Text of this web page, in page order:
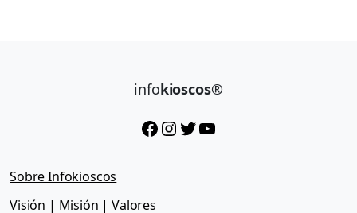
infokioscos®
Facebook InstagramTwitter YouTube
Sobre Infokioscos
Visión | Misión | Valores